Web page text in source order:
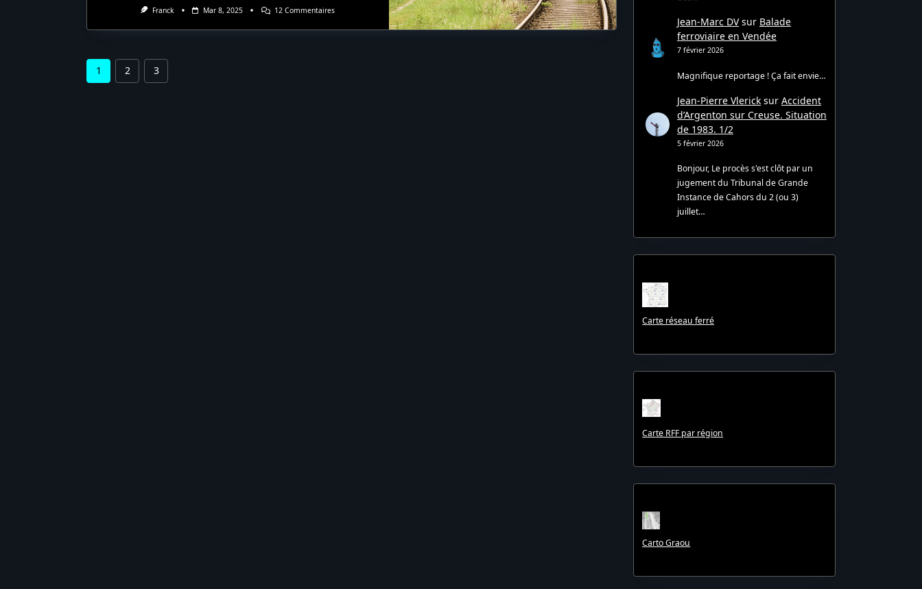
Franck Mar 8, 2025 12 CommentairesSur
Fermer
1 2 3
Jean-Marc DVsur Balade
ferroviaire en Vendée
7 février 2026
Magnifique reportage ! Ça fait envie…
Jean-Pierre Vlericksur Accident
d’Argenton sur Creuse. Situation
de 1983. 1/2
5 février 2026
Bonjour, Le procès s'est clôt par un
jugement du Tribunal de Grande
Instance de Cahors du 2 (ou 3)
juillet…
Carte réseau ferré
Carte RFF par région
Carto Graou